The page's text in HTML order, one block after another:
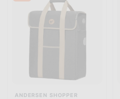
ANDERSEN SHOPPER